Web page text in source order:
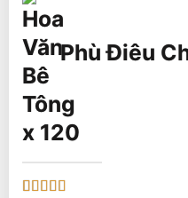
Phù Điêu
x 120